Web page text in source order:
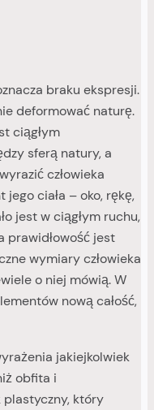
braku ekspresji.
deformować naturę.
ciągłym
sferą natury, a
człowieka
ciała – oko, rękę,
jest w ciągłym ruchu,
prawidłowość jest
wymiary człowieka
o niej mówią. W
nową całość,
jakiejkolwiek
obfita i
plastyczny, który